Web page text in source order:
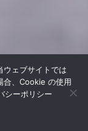
ウェブサイトでは
合、Cookie の使用
シーポリシー